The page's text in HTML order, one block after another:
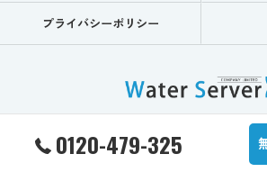
0120-479-325
プライバシーポリシー
© 2026 水道水を注ぐウォーターサーバーなら株式会
RESERVED.